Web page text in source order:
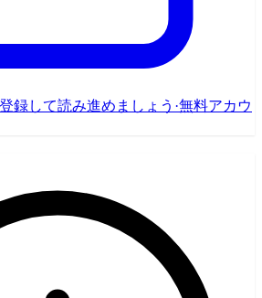
録して読み進めましょう ·無料アカウ